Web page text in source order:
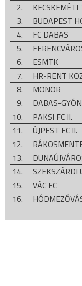
2.
KECSKEMÉTI
3.
BUDAPEST
4.
FC DABAS
5.
6.
ESMTK
7.
HR-RENT
8.
MONOR
9.
DABAS-
10.
PAKSI FC II.
11.
ÚJPEST FC II.
12.
13.
14.
SZEKSZÁRDI
15.
VÁC FC
16.